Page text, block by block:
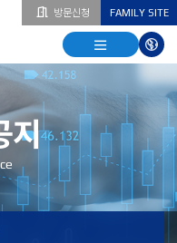
방문신청 FAMILY SITE
열기
열기
다국어
열기
지